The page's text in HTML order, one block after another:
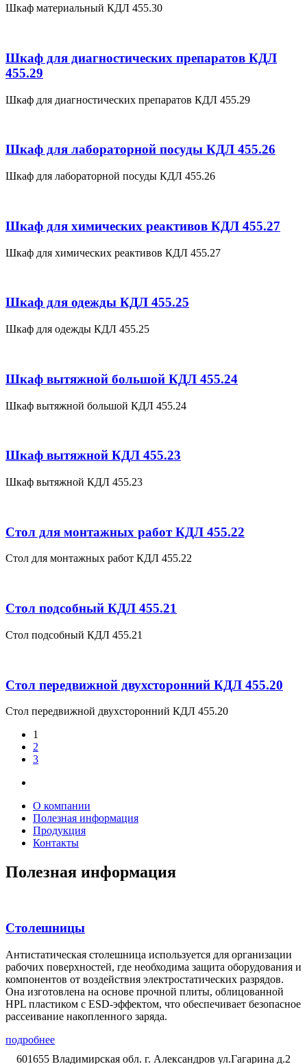
Шкаф материальный КДЛ 455.30
Шкаф для диагностических препаратов КДЛ
455.29
Шкаф для диагностических препаратов КДЛ 455.29
Шкаф для лабораторной посуды КДЛ 455.26
Шкаф для лабораторной посуды КДЛ 455.26
Шкаф для химических реактивов КДЛ 455.27
Шкаф для химических реактивов КДЛ 455.27
Шкаф для одежды КДЛ 455.25
Шкаф для одежды КДЛ 455.25
Шкаф вытяжной большой КДЛ 455.24
Шкаф вытяжной большой КДЛ 455.24
Шкаф вытяжной КДЛ 455.23
Шкаф вытяжной КДЛ 455.23
Стол для монтажных работ КДЛ 455.22
Стол для монтажных работ КДЛ 455.22
Стол подсобный КДЛ 455.21
Стол подсобный КДЛ 455.21
Стол передвижной двухсторонний КДЛ 455.20
Стол передвижной двухсторонний КДЛ 455.20
1
2
3
О компании
Полезная информация
Продукция
Контакты
Полезная информация
Столешницы
Антистатическая столешница используется для организации
рабочих поверхностей, где необходима защита оборудования и
компонентов от воздействия электростатических разрядов.
Она изготовлена на основе прочной плиты, облицованной
HPL пластиком с ESD-эффектом, что обеспечивает безопасное
рассеивание накопленного заряда.
подробнее
601655 Владимирская обл. г. Александров ул.Гагарина д.2